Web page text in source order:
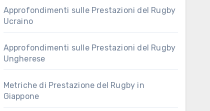
Approfondimenti sulle Prestazioni del Rugby
Ucraino
Approfondimenti sulle Prestazioni del Rugby
Ungherese
Metriche di Prestazione del Rugby in
Giappone